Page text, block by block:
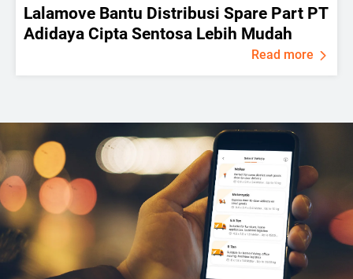
Lalamove Bantu Distribusi Spare Part PT
Adidaya Cipta Sentosa Lebih Mudah
Read more